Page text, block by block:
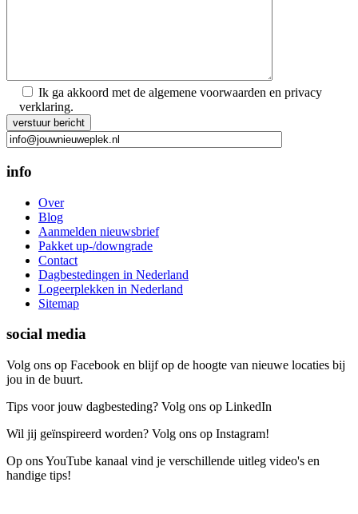
Ik ga akkoord met de algemene voorwaarden en privacy
verklaring.
Gelieve dit veld leeg te laten.
info
Over
Blog
Aanmelden nieuwsbrief
Pakket up-/downgrade
Contact
Dagbestedingen in Nederland
Logeerplekken in Nederland
Sitemap
social media
Volg ons op Facebook en blijf op de hoogte van nieuwe locaties bij
jou in de buurt.
Tips voor jouw dagbesteding? Volg ons op LinkedIn
Wil jij geïnspireerd worden? Volg ons op Instagram!
Op ons YouTube kanaal vind je verschillende uitleg video's en
handige tips!